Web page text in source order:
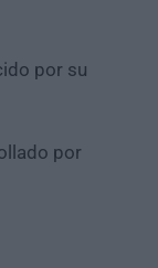
por su
por